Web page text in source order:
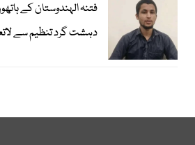
فتنہ الہندوستان کے
دہشت گرد تنظیم سے